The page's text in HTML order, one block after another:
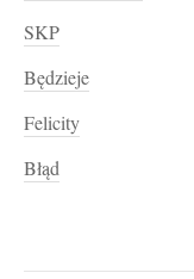
SKP
Będzieje
Felicity
Błąd